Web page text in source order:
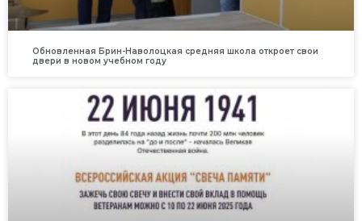
Обновленная Брин-Наволоцкая средняя школа откроет свои
двери в новом учебном году